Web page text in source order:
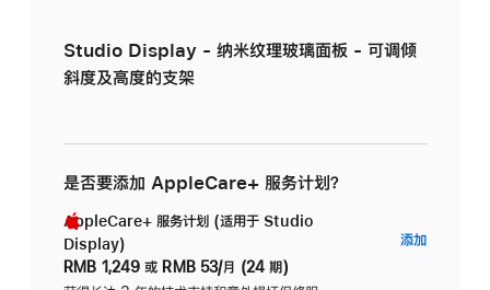
Studio Display - 纳米纹理玻璃面板 - 可调倾
斜度及高度的支架
是否要添加 AppleCare+ 服务计划？
AppleCare+ 服务计划 (适用于 Studio
Display)
RMB 1,249 或 RMB 53/月 (24 期)
添加